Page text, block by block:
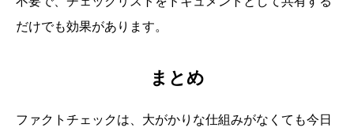
だけでも効果があります。
まとめ
ファクトチェックは、大がかりな仕組みがなくても今日